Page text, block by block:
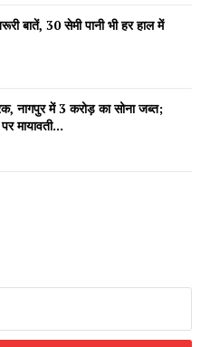
on AIN
बातें, 30 सेमी पानी भी हर हाल में
नागपुर में 3 करोड़ का सोना जब्त;
मायावती...